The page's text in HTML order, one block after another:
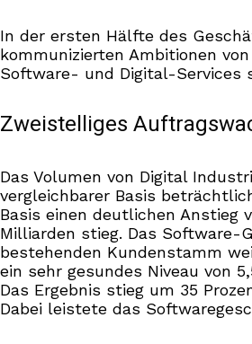
In der ersten Hälfte des
kommunizierten Ambitionen
Software- und Digital-Services
Zweistelliges
Das Volumen von Digital
vergleichbarer Basis
Basis einen deutlichen Anstieg
Milliarden stieg. Das Software-
bestehenden Kundenstamm
ein sehr gesundes Niveau von
Das Ergebnis stieg um 35
Dabei leistete das